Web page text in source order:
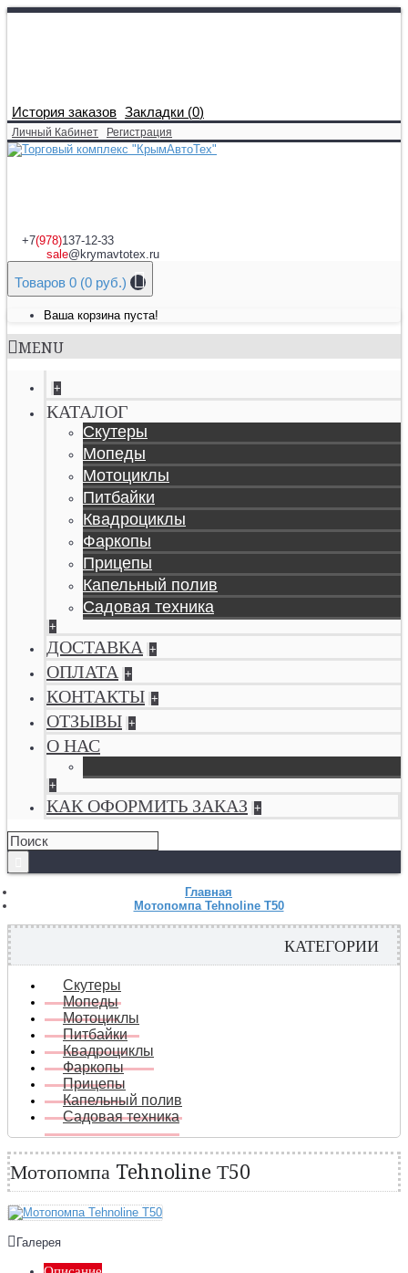
История заказов Закладки (0)
Личный Кабинет Регистрация
+7(978)137-12-33
sale@krymavtotex.ru
Товаров 0 (0 руб.)
Ваша корзина пуста!
MENU
+
КАТАЛОГ
Скутеры
Мопеды
Мотоциклы
Питбайки
Квадроциклы
Фаркопы
Прицепы
Капельный полив
Садовая техника
+
ДОСТАВКА +
ОПЛАТА +
КОНТАКТЫ +
ОТЗЫВЫ +
О НАС
+
КАК ОФОРМИТЬ ЗАКАЗ +
Главная
Мотопомпа Tehnoline Т50
КАТЕГОРИИ
Скутеры
Мопеды
Мотоциклы
Питбайки
Квадроциклы
Фаркопы
Прицепы
Капельный полив
Садовая техника
Мотопомпа Tehnoline Т50
Галерея